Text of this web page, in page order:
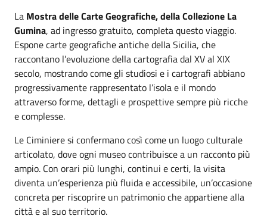
La Mostra delle Carte Geografiche, della Collezione La
Gumina, ad ingresso gratuito, completa questo viaggio.
Espone carte geografiche antiche della Sicilia, che
raccontano l’evoluzione della cartografia dal XV al XIX
secolo, mostrando come gli studiosi e i cartografi abbiano
progressivamente rappresentato l’isola e il mondo
attraverso forme, dettagli e prospettive sempre più ricche
e complesse.
Le Ciminiere si confermano così come un luogo culturale
articolato, dove ogni museo contribuisce a un racconto più
ampio. Con orari più lunghi, continui e certi, la visita
diventa un’esperienza più fluida e accessibile, un’occasione
concreta per riscoprire un patrimonio che appartiene alla
città e al suo territorio.